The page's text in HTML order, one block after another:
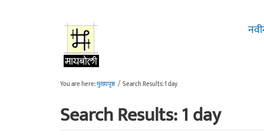
You are here:मुख्यपृष्ठ / Search Results: 1 day
Search Results: 1 day